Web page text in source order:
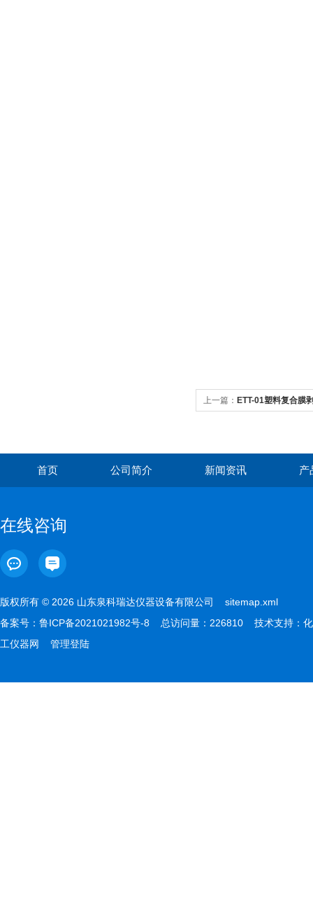
上一篇： ETT-01塑料复合膜
首页 公司简介 新闻资讯 产
在线咨询
版权所有 © 2026 山东泉科瑞达仪器设备有限公司 sitemap.xml
备案号： 鲁ICP备2021021982号-8 总访问量：226810 技术支持： 化
工仪器网
管理登陆